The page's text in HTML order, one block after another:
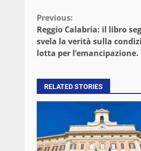
Continue
Reading
Previous:
Reggio Calabria: il libro
svela la verità sulla
lotta per l’emancipazione.
RELATED STORIES